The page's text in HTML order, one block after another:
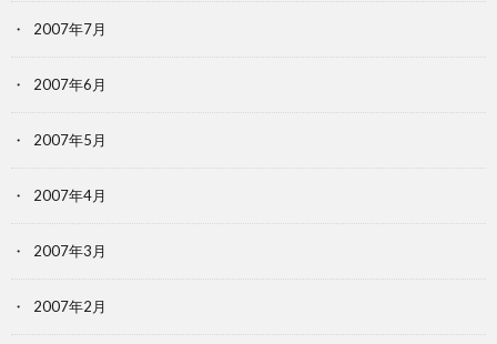
2007年7月
2007年6月
2007年5月
2007年4月
2007年3月
2007年2月